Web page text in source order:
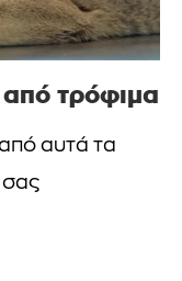
τρόφιμα
από αυτά τα
σας